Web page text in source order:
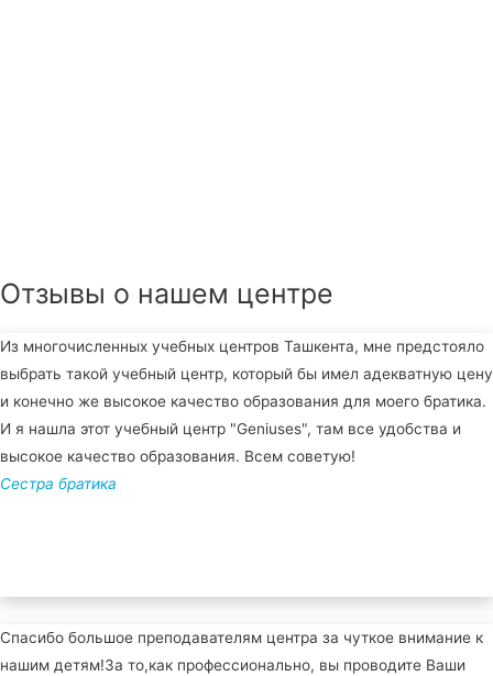
Отзывы о нашем центре
Из многочисленных учебных центров Ташкента, мне предстояло
выбрать такой учебный центр, который бы имел адекватную цену
и конечно же высокое качество образования для моего братика.
И я нашла этот учебный центр "Geniuses", там все удобства и
высокое качество образования. Всем советую!
Сестра братика
Спасибо большое преподавателям центра за чуткое внимание к
нашим детям!За то,как профессионально, вы проводите Ваши